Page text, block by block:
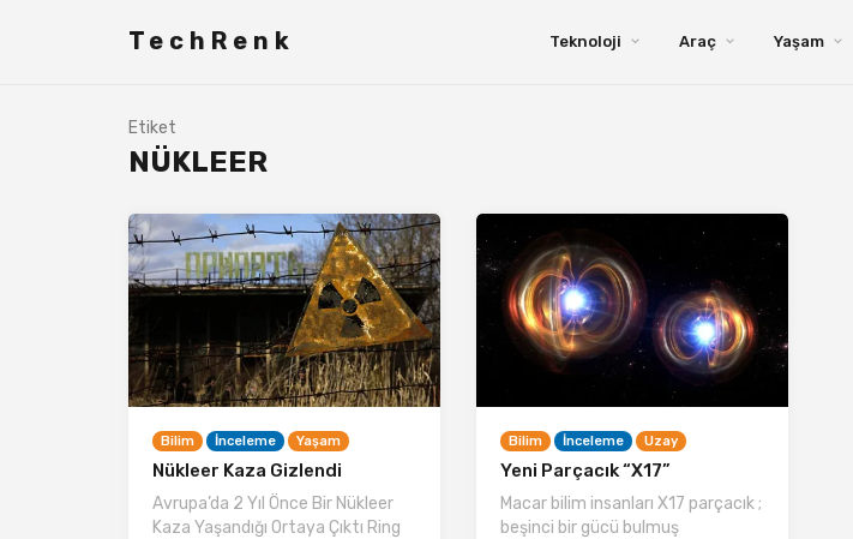
TechRenk Teknoloji Araç Yaşam
Etiket
NÜKLEER
Bilim İnceleme Yaşam
Nükleer Kaza Gizlendi
Avrupa’da 2 Yıl Önce Bir Nükleer
Kaza Yaşandığı Ortaya Çıktı Ring
Bilim İnceleme Uzay
Yeni Parçacık “X17”
Macar bilim insanları X17 parçacık ;
beşinci bir gücü bulmuş